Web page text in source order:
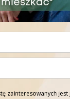
zainteresowanych